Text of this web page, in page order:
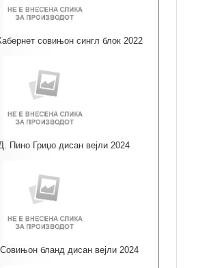
совињон сингл блок 2022
Пино Гриџо дисан вејли 2024
бланд дисан вејли 2024